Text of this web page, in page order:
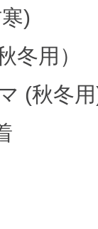
)
冬用）
(秋冬